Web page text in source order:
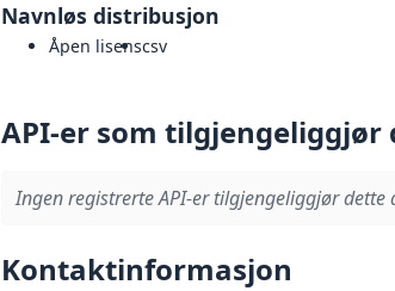
Navnløs distribusjon
Åpen lisenscsv
API-er som
Ingen registrerte API-er tilgjengeliggjør dette
Kontaktinformasjon